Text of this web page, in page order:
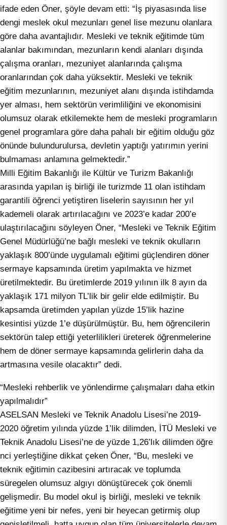
ifade eden Öner, şöyle devam etti: “İş piyasasında lise
dengi meslek okul mezunları genel lise mezunu olanlara
göre daha avantajlıdır. Mesleki ve teknik eğitimde tüm
alanlar bakımından, mezunların kendi alanları dışında
çalışma oranları, mezuniyet alanlarında çalışma
oranlarından çok daha yüksektir. Mesleki ve teknik
eğitim mezunlarının, mezuniyet alanı dışında istihdamda
yer alması, hem sektörün verimliliğini ve ekonomisini
olumsuz olarak etkilemekte hem de mesleki programların
genel programlara göre daha pahalı bir eğitim olduğu göz
önünde bulundurulursa, devletin yaptığı yatırımın yerini
bulmaması anlamına gelmektedir.”
Milli Eğitim Bakanlığı ile Kültür ve Turizm Bakanlığı
arasında yapılan iş birliği ile turizmde 11 olan istihdam
garantili öğrenci yetiştiren liselerin sayısının her yıl
kademeli olarak artırılacağını ve 2023’e kadar 200’e
ulaştırılacağını söyleyen Öner, “Mesleki ve Teknik Eğitim
Genel Müdürlüğü’ne bağlı mesleki ve teknik okulların
yaklaşık 800’ünde uygulamalı eğitimi güçlendiren döner
sermaye kapsamında üretim yapılmakta ve hizmet
üretilmektedir. Bu üretimlerde 2019 yılının ilk 8 ayın da
yaklaşık 171 milyon TL’lik bir gelir elde edilmiştir. Bu
kapsamda üretimden yapılan yüzde 15’lik hazine
kesintisi yüzde 1’e düşürülmüştür. Bu, hem öğrencilerin
sektörün talep ettiği yeterlilikleri üreterek öğrenmelerine
hem de döner sermaye kapsamında gelirlerin daha da
artmasına vesile olacaktır” dedi.
“Mesleki rehberlik ve yönlendirme çalışmaları daha etkin
yapılmalıdır”
ASELSAN Mesleki ve Teknik Anadolu Lisesi’ne 2019-
2020 öğretim yılında yüzde 1’lik dilimden, İTÜ Mesleki ve
Teknik Anadolu Lisesi’ne de yüzde 1,26’lık dilimden öğre
nci yerleştiğine dikkat çeken Öner, “Bu, mesleki ve
teknik eğitimin cazibesini artıracak ve toplumda
süregelen olumsuz algıyı dönüştürecek çok önemli
gelişmedir. Bu model okul iş birliği, mesleki ve teknik
eğitime yeni bir nefes, yeni bir heyecan getirmiş olup